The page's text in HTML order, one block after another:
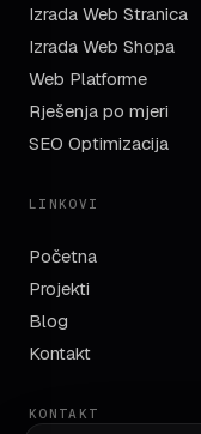
Izrada Web Stranica
Izrada Web Shopa
Web Platforme
Rješenja po mjeri
SEO Optimizacija
LINKOVI
Početna
Projekti
Blog
Kontakt
KONTAKT